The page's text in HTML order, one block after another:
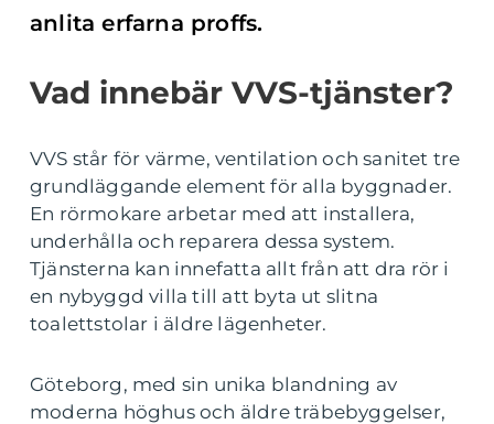
anlita erfarna proffs.
Vad innebär VVS-tjänster?
VVS står för värme, ventilation och sanitet tre
grundläggande element för alla byggnader.
En rörmokare arbetar med att installera,
underhålla och reparera dessa system.
Tjänsterna kan innefatta allt från att dra rör i
en nybyggd villa till att byta ut slitna
toalettstolar i äldre lägenheter.
Göteborg, med sin unika blandning av
moderna höghus och äldre träbebyggelser,